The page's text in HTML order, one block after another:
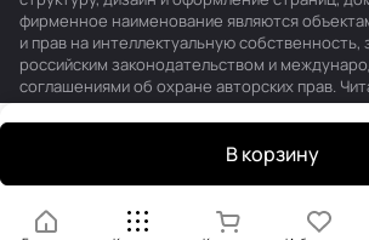
В корзину
фирменное наименование являются
и прав на интеллектуальную
российским законодательством и
соглашениями об охране авторских прав.